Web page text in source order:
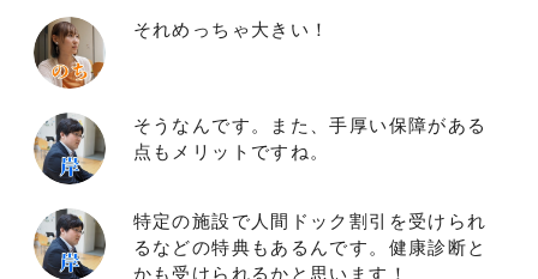
それめっちゃ大きい！
そうなんです。また、手厚い保障がある
点もメリットですね。
特定の施設で人間ドック割引を受けられ
るなどの特典もあるんです。健康診断と
かも受けられるかと思います！